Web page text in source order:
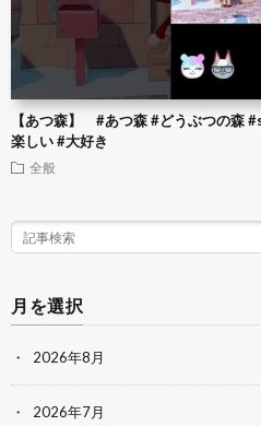
【あつ森】 #あつ森 #どうぶつの森
楽しい #大好き
全般
月を選択
2026年8月
2026年7月